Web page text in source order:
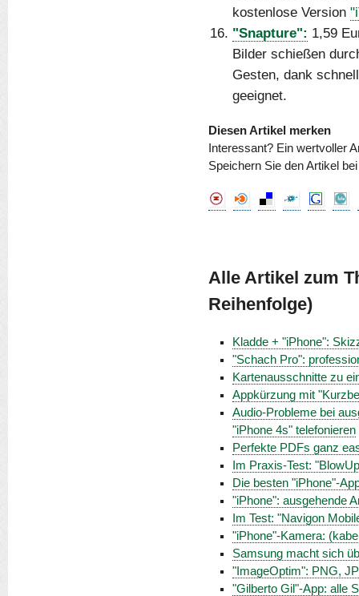
kostenlose Version
"Snapture": 1,59
Bilder schießen
Gesten, dank
geeignet.
Diesen Artikel merken
Interessant? Ein wertvoller
Speichern Sie den Artikel
Alle Artikel zum
Reihenfolge)
Kladde + "iPhone":
"Schach Pro":
Kartenausschnitte zu
Appkürzung mit
Audio-Probleme bei
"iPhone 4s" telefonieren
Perfekte PDFs ganz
Im Praxis-Test:
Die besten "iPhone"-
"iPhone": ausgehende
Im Test: "Navigon
"iPhone"-Kamera:
Samsung macht sich
"ImageOptim": PNG,
"Gilberto Gil"-App: alle